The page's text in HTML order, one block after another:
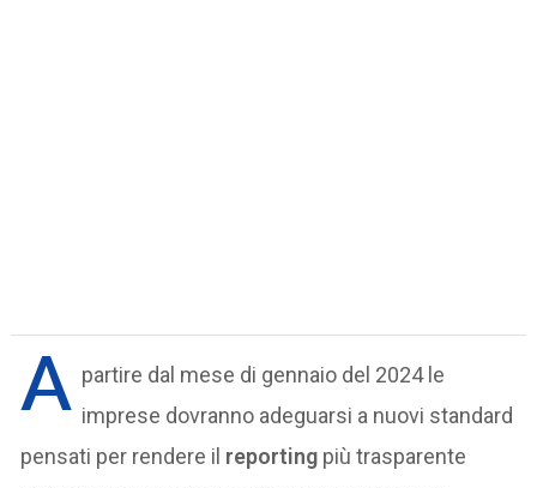
A partire dal mese di gennaio del 2024 le
imprese dovranno adeguarsi a nuovi standard
pensati per rendere il reporting più trasparente